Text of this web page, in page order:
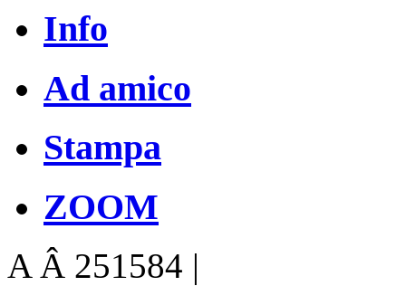
Info
Ad amico
Stampa
ZOOM
A Â 251584 |